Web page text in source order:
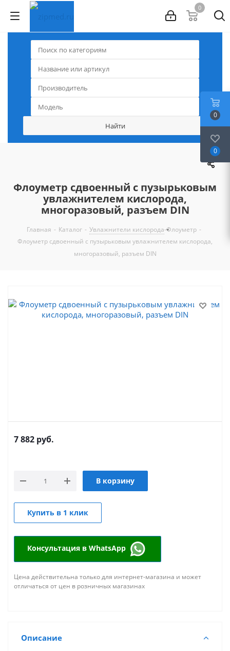
0
Флоуметр сдвоенный с пузырьковым
увлажнителем кислорода,
многоразовый, разъем DIN
Главная - Каталог - Увлажнители кислорода-Флоуметр -
Флоуметр сдвоенный с пузырьковым увлажнителем кислорода,
многоразовый, разъем DIN
7 882 руб.
В корзину
Купить в 1 клик
Консультация в WhatsApp
Цена действительна только для интернет-магазина и может
отличаться от цен в розничных магазинах
Описание
0
0